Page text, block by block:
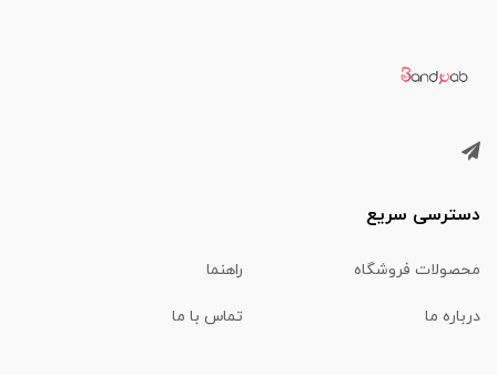
دسترسی سریع
محصولات فروشگاه راهنما
درباره ما تماس با ما